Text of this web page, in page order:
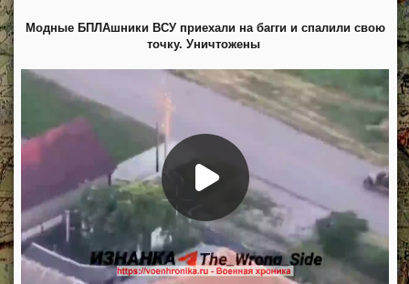
Модные БПЛАшники ВСУ приехали на багги и спалили свою
точку. Уничтожены